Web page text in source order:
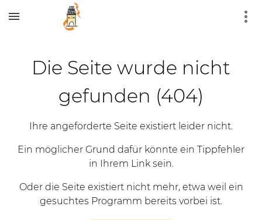
Die Seite wurde nicht
gefunden (404)
Ihre angeforderte Seite existiert leider nicht.
Ein möglicher Grund dafür könnte ein Tippfehler
in Ihrem Link sein.
Oder die Seite existiert nicht mehr, etwa weil ein
gesuchtes Programm bereits vorbei ist.